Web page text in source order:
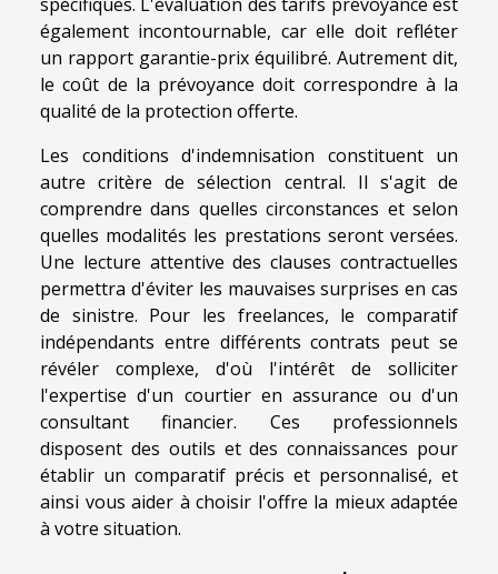
également incontournable, car elle doit refléter
un rapport garantie-prix équilibré. Autrement dit,
le coût de la prévoyance doit correspondre à la
qualité de la protection offerte.
Les conditions d'indemnisation constituent un
autre critère de sélection central. Il s'agit de
comprendre dans quelles circonstances et selon
quelles modalités les prestations seront versées.
Une lecture attentive des clauses contractuelles
permettra d'éviter les mauvaises surprises en cas
de sinistre. Pour les freelances, le comparatif
indépendants entre différents contrats peut se
révéler complexe, d'où l'intérêt de solliciter
l'expertise d'un courtier en assurance ou d'un
consultant financier. Ces professionnels
disposent des outils et des connaissances pour
établir un comparatif précis et personnalisé, et
ainsi vous aider à choisir l'offre la mieux adaptée
à votre situation.